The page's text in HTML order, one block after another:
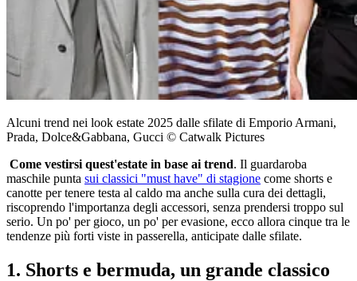
Alcuni trend nei look estate 2025 dalle sfilate di Emporio Armani,
Prada, Dolce&Gabbana, Gucci © Catwalk Pictures
Come vestirsi quest'estate in base ai trend. Il guardaroba
maschile punta sui classici "must have" di stagione come shorts e
canotte per tenere testa al caldo ma anche sulla cura dei dettagli,
riscoprendo l'importanza degli accessori, senza prendersi troppo sul
serio. Un po' per gioco, un po' per evasione, ecco allora cinque tra le
tendenze più forti viste in passerella, anticipate dalle sfilate.
1. Shorts e bermuda, un grande classico